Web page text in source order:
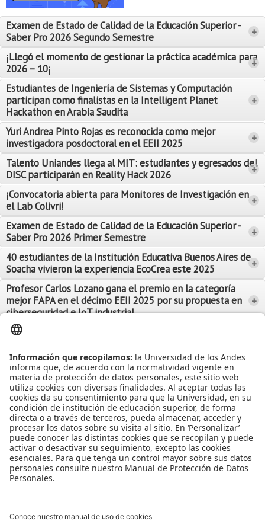
Examen de Estado de Calidad de la Educación Superior -
Saber Pro 2026 Segundo Semestre
+
Leer Más
¡Llegó el momento de gestionar la práctica académica para
2026 – 10¡
+
Leer Más
Estudiantes de Ingeniería de Sistemas y Computación
participan como finalistas en la Intelligent Planet
Hackathon en Arabia Saudita
+
Leer Más
Yuri Andrea Pinto Rojas es reconocida como mejor
investigadora posdoctoral en el EEII 2025
+
Leer Más
Talento Uniandes llega al MIT: estudiantes y egresados del
DISC participarán en Reality Hack 2026
+
Leer Más
¡Convocatoria abierta para Monitores de Investigación en
el Lab Colivri!
+
Leer Más
Examen de Estado de Calidad de la Educación Superior -
Saber Pro 2026 Primer Semestre
+
Leer Más
40 estudiantes de la Institución Educativa Buenos Aires de
Soacha vivieron la experiencia EcoCrea este 2025
+
Leer Más
Profesor Carlos Lozano gana el premio en la categoría
mejor FAPA en el décimo EEII 2025 por su propuesta en
ciberseguridad e IoT industrial
+
Leer Más
Ver más Noticias...
Ver más Eventos...
Apoyo Financiero
Reconocimiento como Universidad: Decreto 1297 del 30 de mayo de
Proyecto de grado
Reingreso
Reintegro
Retiro voluntario
Transferencia
Tarifas
Grado